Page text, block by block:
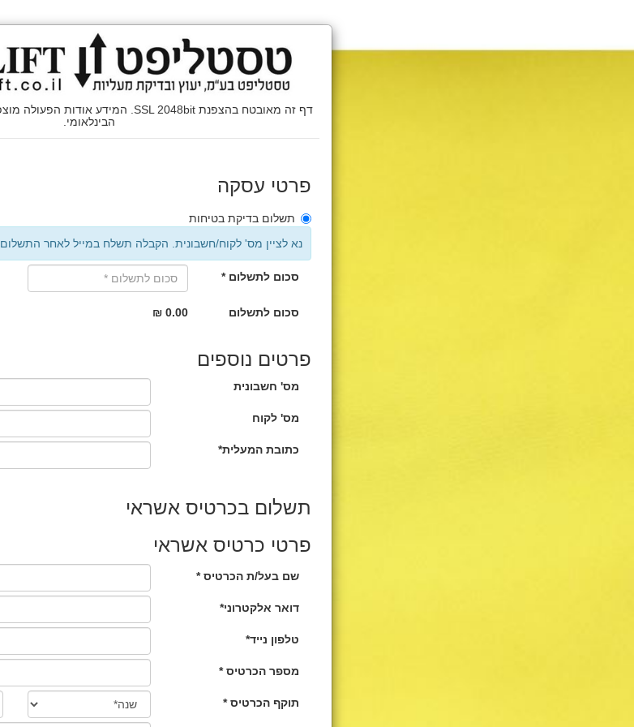
הבינלאומי.
פרטי עסקה
תשלום בדיקת בטיחות
נא לציין מס' לקוח/חשבונית. הקבלה תשלח במייל לאחר התשלום.
סכום לתשלום *
סכום לתשלום 0.00 ₪
פרטים נוספים
מס' חשבונית
מס' לקוח
כתובת המעלית*
תשלום בכרטיס אשראי
פרטי כרטיס אשראי
שם בעל/ת הכרטיס *
דואר אלקטרוני*
טלפון נייד*
מספר הכרטיס *
תוקף הכרטיס *